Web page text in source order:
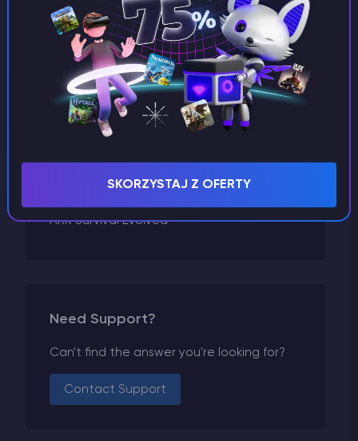
Godlike Panel
Garry's Mod
Fakturowanie
Factorio
Enshrouded
Don't Starve Together
ARK Survival Evolved
Need Support?
Can't find the answer you're looking for?
Contact Support
SKORZYSTAJ Z OFERTY